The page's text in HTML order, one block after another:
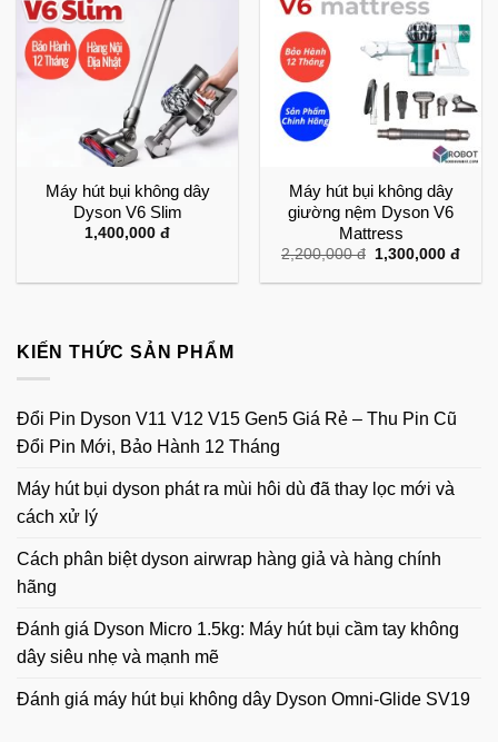
Máy hút bụi không dây
Dyson V6 Slim
1,400,000 đ
Máy hút bụi không dây
giường nệm Dyson V6
Mattress
2,200,000đ
Giá
là:
1,300,000đGiá
tại
KIẾN THỨC SẢN PHẨM
Đổi Pin Dyson V11 V12 V15 Gen5 Giá Rẻ – Thu Pin Cũ
Đổi Pin Mới, Bảo Hành 12 Tháng
Máy hút bụi dyson phát ra mùi hôi dù đã thay lọc mới và
cách xử lý
Cách phân biệt dyson airwrap hàng giả và hàng chính
hãng
Đánh giá Dyson Micro 1.5kg: Máy hút bụi cầm tay không
dây siêu nhẹ và mạnh mẽ
Đánh giá máy hút bụi không dây Dyson Omni-Glide SV19